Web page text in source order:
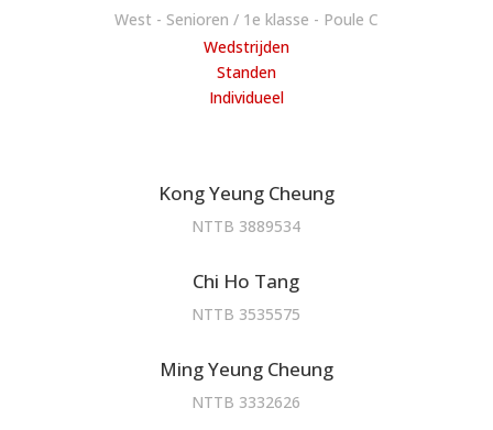
West - Senioren / 1e klasse - Poule C
Wedstrijden
Standen
Individueel
Kong Yeung Cheung
NTTB 3889534
Chi Ho Tang
NTTB 3535575
Ming Yeung Cheung
NTTB 3332626